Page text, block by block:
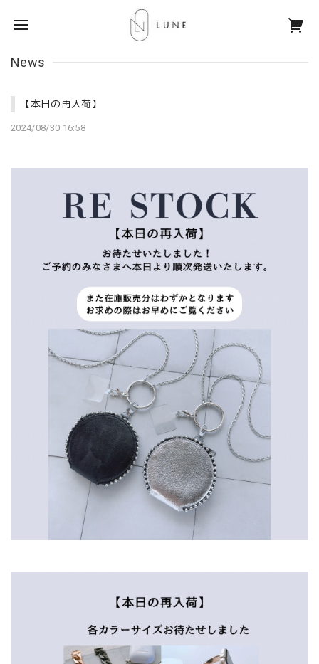
News
【本日の再入荷】
2024/08/30 16:58